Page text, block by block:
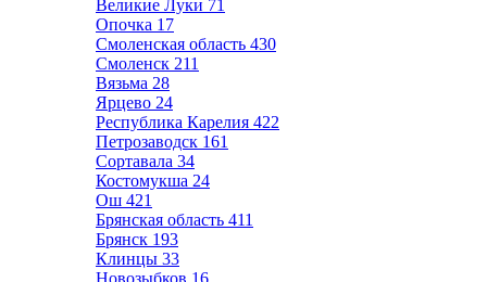
Великие Луки 71
Опочка 17
Смоленская область 430
Смоленск 211
Вязьма 28
Ярцево 24
Республика Карелия 422
Петрозаводск 161
Сортавала 34
Костомукша 24
Ош 421
Брянская область 411
Брянск 193
Клинцы 33
Новозыбков 16